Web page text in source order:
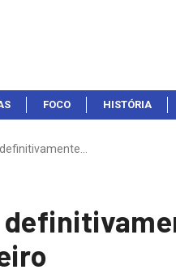
FOCO HISTÓRIA